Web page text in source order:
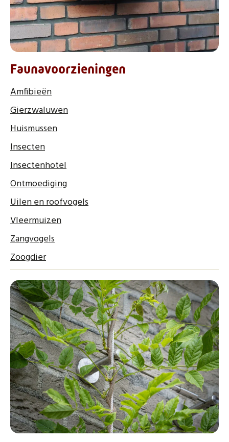
Faunavoorzieningen
Amfibieën
Gierzwaluwen
Huismussen
Insecten
Insectenhotel
Ontmoediging
Uilen en roofvogels
Vleermuizen
Zangvogels
Zoogdier